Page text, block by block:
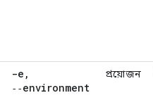
-e ,
‑‑environment
প্রয়োজন